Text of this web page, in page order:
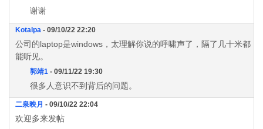
谢谢
Kotalpa - 09/10/22 22:20
公司的laptop是windows，太理解你说的呼啸声了，隔了几十米都
能听见。
郭靖1 - 09/11/22 19:30
很多人意识不到背后的问题。
二泉映月 - 09/10/22 22:04
欢迎多来发帖